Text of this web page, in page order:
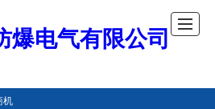
爆电气有限公司
机